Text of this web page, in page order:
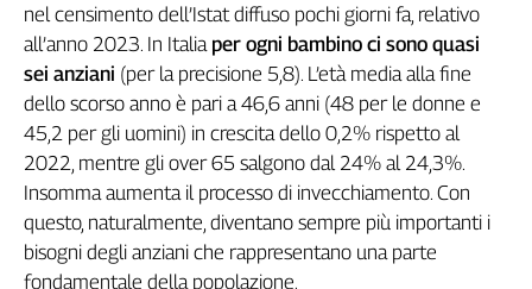
Cgil
Collettiva
Academy
Collettiva
Play
Rubriche
Talk
La
nel censimento dell’Istat diffuso pochi giorni fa, relativo
all’anno 2023. In Italiaper ogni bambino ci sono quasi
sei anziani (per la precisione 5,8). L’età media alla fine
dello scorso anno è pari a 46,6 anni (48 per le donne e
45,2 per gli uomini) in crescita dello 0,2% rispetto al
2022, mentre gli over 65 salgono dal 24% al 24,3%.
Insomma aumenta il processo di invecchiamento. Con
questo, naturalmente, diventano sempre più importanti i
bisogni degli anziani che rappresentano una parte
fondamentale della popolazione.